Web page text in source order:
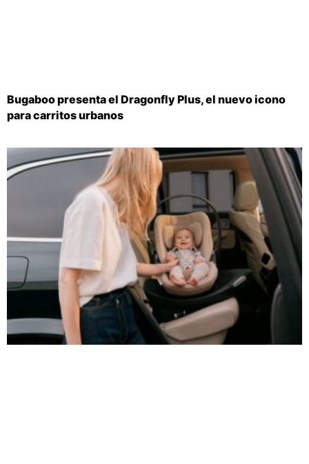
Bugaboo presenta el Dragonfly Plus, el nuevo icono
para carritos urbanos